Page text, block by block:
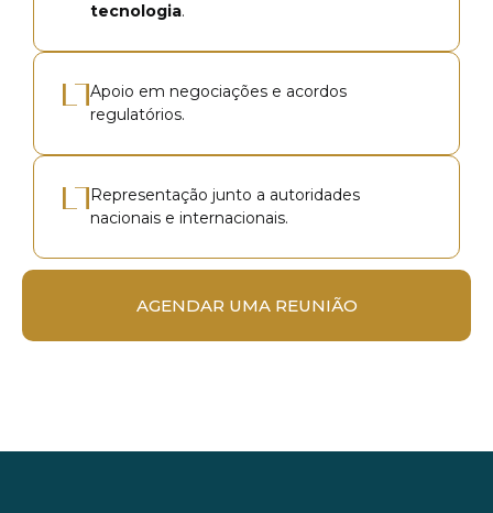
tecnologia.
Apoio em negociações e acordos
regulatórios.
Representação junto a autoridades
nacionais e internacionais.
AGENDAR UMA REUNIÃO